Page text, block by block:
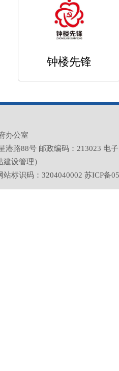
钟楼先锋
办公室
路88号 邮政编码：213023 电
设管理）
站标识码：3204040002 苏ICP备